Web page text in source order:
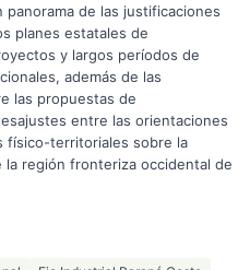
de las justificaciones
planes estatales de
y largos períodos de
además de las
las propuestas de
entre las orientaciones
físico-territoriales sobre la
la región fronteriza occidental de